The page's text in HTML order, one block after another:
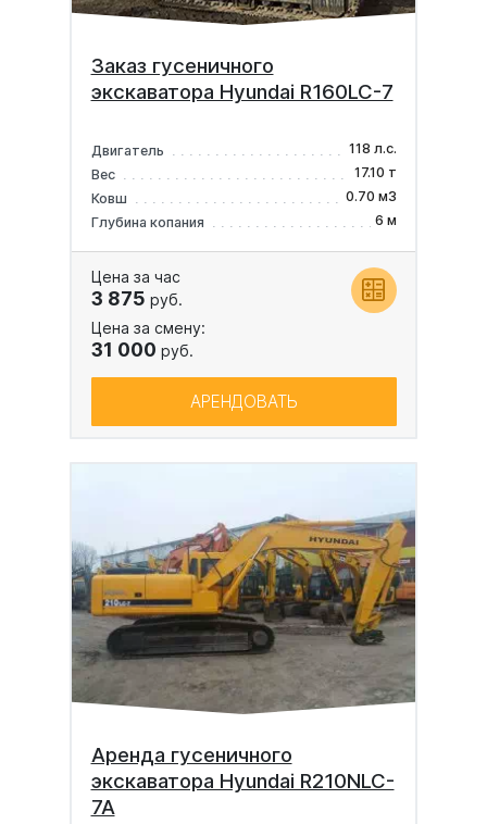
Заказ гусеничного
экскаватора Hyundai R160LC-7
Двигатель
118 л.с.
Вес
17.10 т
Ковш
0.70 м3
Глубина копания
6 м
Цена за час
3 875 руб.
Цена за смену:
31 000 руб.
АРЕНДОВАТЬ
Аренда гусеничного
экскаватора Hyundai R210NLC-
7A